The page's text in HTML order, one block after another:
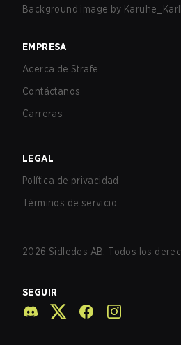
Background image by
EMPRESA
Acerca de Strafe
Contáctanos
Carreras
LEGAL
Política de privacidad
Términos de servicio
2026 Sidledes AB. Todos los
SEGUIR